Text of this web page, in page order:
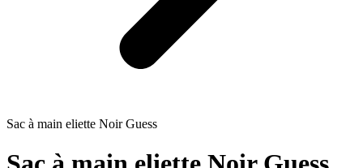
Sac à main eliette Noir Guess